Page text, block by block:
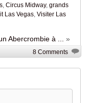
Circus Midway, grands
Las Vegas Visiter Las
Abercrombie à ... »
8 Comments